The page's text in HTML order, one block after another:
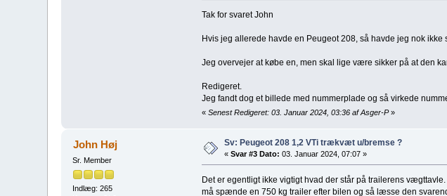
Tak for svaret John
Hvis jeg allerede havde en Peugeot 208, så havde jeg nok ikke
Jeg overvejer at købe en, men skal lige være sikker på at den
Redigeret.
Jeg fandt dog et billede med nummerplade og så virkede
« Senest Redigeret: 03. Januar 2024, 03:36 af Asger-P»
John Høj
Sr. Member
Indlæg: 265
Sv: Peugeot 208 1,2 VTi trækvæt u/bremse ?
«Svar #3 Dato: 03. Januar 2024, 07:07 »
Det er egentligt ikke vigtigt hvad der står på trailerens
må spænde en 750 kg trailer efter bilen og så læsse den